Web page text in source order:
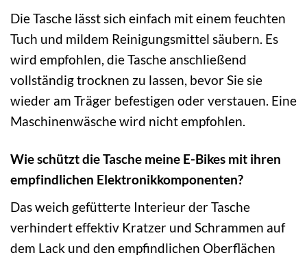
Die Tasche lässt sich einfach mit einem feuchten
Tuch und mildem Reinigungsmittel säubern. Es
wird empfohlen, die Tasche anschließend
vollständig trocknen zu lassen, bevor Sie sie
wieder am Träger befestigen oder verstauen. Eine
Maschinenwäsche wird nicht empfohlen.
Wie schützt die Tasche meine E-Bikes mit ihren
empfindlichen Elektronikkomponenten?
Das weich gefütterte Interieur der Tasche
verhindert effektiv Kratzer und Schrammen auf
dem Lack und den empfindlichen Oberflächen